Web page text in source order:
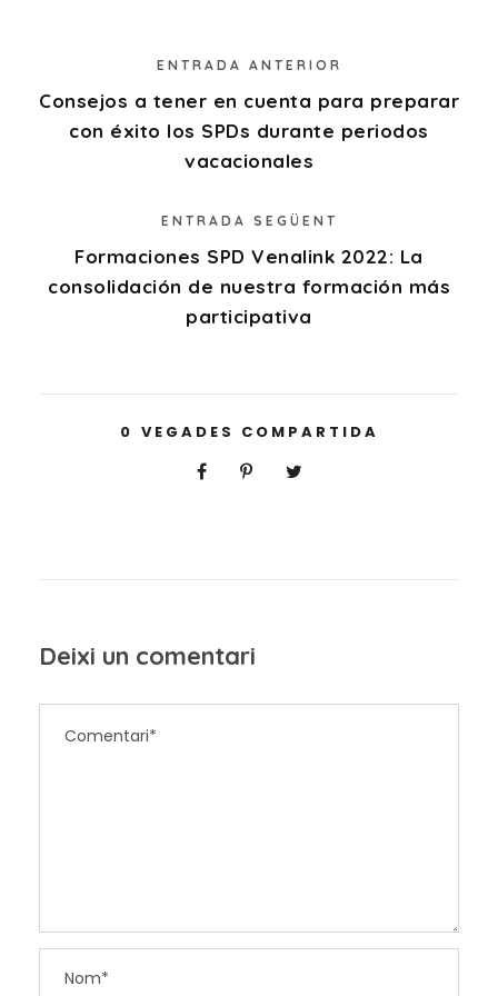
ENTRADA ANTERIOR
Consejos a tener en cuenta para preparar
con éxito los SPDs durante periodos
vacacionales
ENTRADA SEGÜENT
Formaciones SPD Venalink 2022: La
consolidación de nuestra formación más
participativa
0 VEGADES COMPARTIDA
Deixi un comentari